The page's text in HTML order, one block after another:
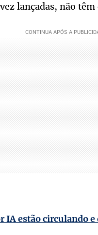
lançadas, não
IA estão circulando